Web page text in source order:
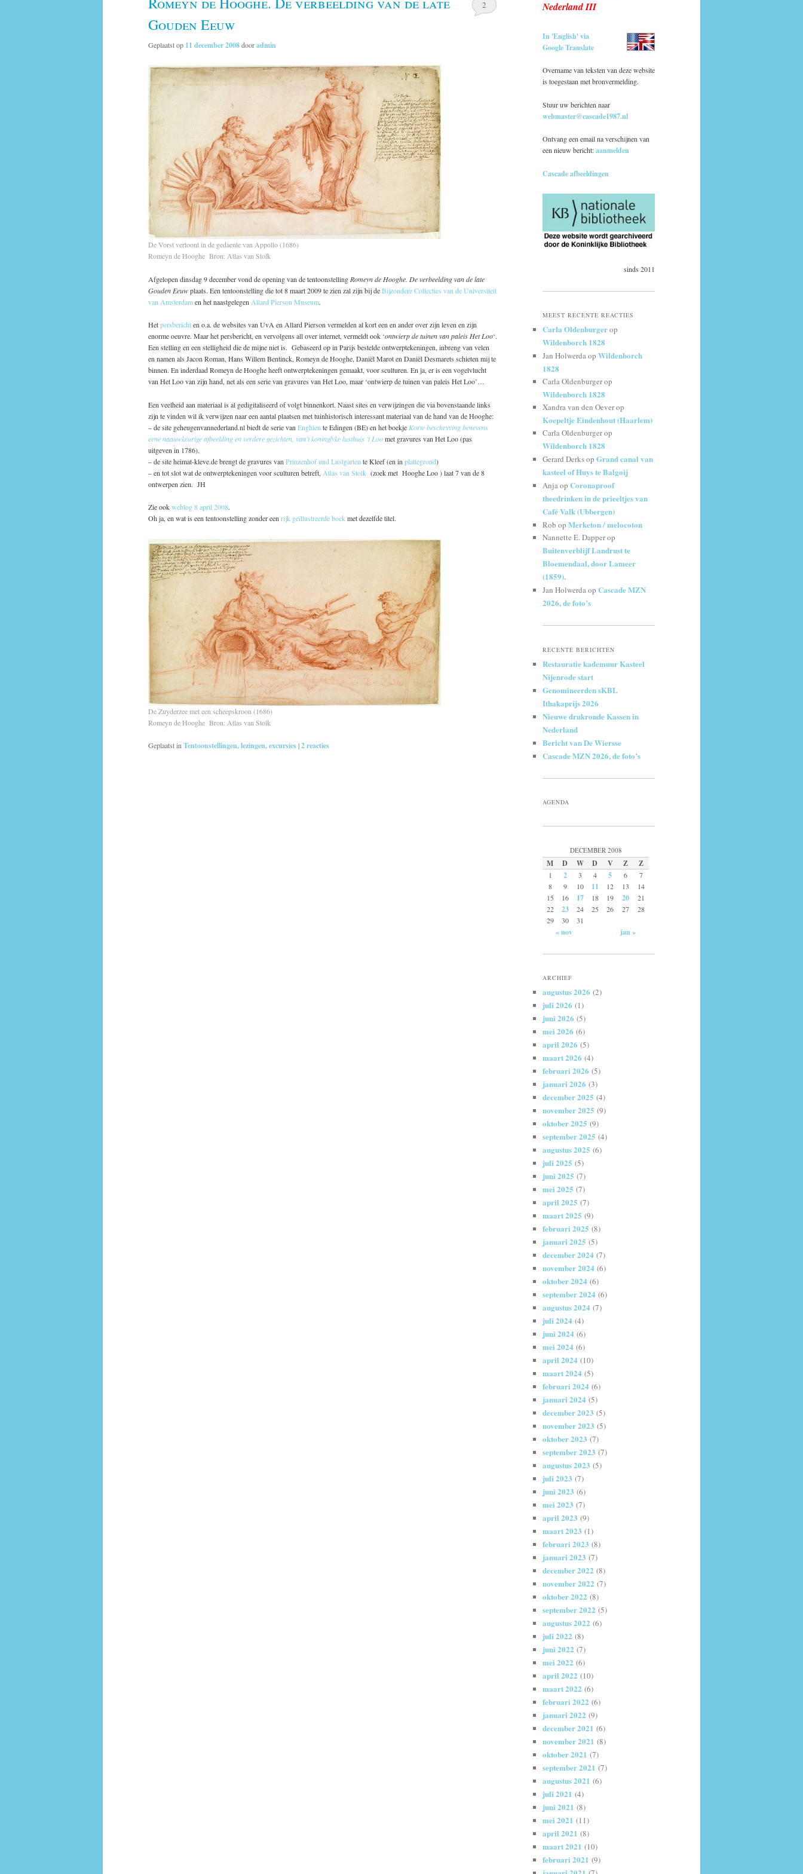
Gouden Eeuw
Geplaatst op 11 december 2008dooradmin
2
De Vorst vertoont in de gedaente van Appollo (1686)
Romeyn de Hooghe Bron: Atlas van Stolk
Afgelopen dinsdag 9 december vond de opening van de tentoonstelling Romeyn de Hooghe. De verbeelding van de late
Gouden Eeuwplaats. Een tentoonstelling die tot 8 maart 2009 te zien zal zijn bij deBijzondere Collecties van de Universiteit
van Amsterdamen het naastgelegen Allard Pierson Museum.
Hetpersberichten o.a. de websites van UvA en Allard Pierson vermelden al kort een en ander over zijn leven en zijn
enorme oeuvre. Maar het persbericht, en vervolgens all over internet, vermeldt ook ‘ontwierp de tuinen van paleis Het Loo‘.
Een stelling en een stelligheid die de mijne niet is. Gebaseerd op in Parijs bestelde ontwerptekeningen, inbreng van velen
en namen als Jacon Roman, Hans Willem Bentinck, Romeyn de Hooghe, Daniël Marot en Daniël Desmarets schieten mij te
binnen. En inderdaad Romeyn de Hooghe heeft ontwerptekeningen gemaakt, voor sculturen. En ja, er is een vogelvlucht
van Het Loo van zijn hand, net als een serie van gravures van Het Loo, maar ‘ontwierp de tuinen van paleis Het Loo’…
Een veelheid aan materiaal is al gedigitaliseerd of volgt binnenkort. Naast sites en verwijzingen die via bovenstaande links
zijn te vinden wil ik verwijzen naar een aantal plaatsen met tuinhistorisch interessant materiaal van de hand van de Hooghe:
– de site geheugenvannederland.nl biedt de serie van Enghien te Edingen (BE) en het boekje Korte beschryving benevens
eene naauwkeurige afbeelding en verdere gezichten, van’t koninglyke lusthuis ’t Loomet gravures van Het Loo (pas
uitgeven in 1786).
– de site heimat-kleve.de brengt de gravures van Prinzenhof und Lustgarten te Kleef (en in plattegrond)
– en tot slot wat de ontwerptekeningen voor sculturen betreft, Atlas van Stolk (zoek met Hooghe Loo ) laat 7 van de 8
ontwerpen zien. JH
Zie ookweblog 8 april 2008.
Oh ja, en wat is een tentoonstelling zonder eenrijk geïllustreerde boekmet dezelfde titel.
De Zuyderzee met een scheepskroon (1686)
Romeyn de Hooghe Bron: Atlas van Stolk
Geplaatst in Tentoonstellingen, lezingen, excursies|2reacties
Nederland III
In 'English' via
Google Translate
Overname van teksten van deze website
is toegestaan met bronvermelding.
Stuur uw berichten naar
webmaster@cascade1987.nl
Ontvang een email na verschijnen van
een nieuw bericht:aanmelden
Cascade afbeeldingen
sinds 2011
MEEST RECENTE REACTIES
Carla Oldenburgerop
Wildenborch 1828
Jan Holwerdaop Wildenborch
1828
Carla Oldenburgerop
Wildenborch 1828
Xandra van den Oeverop
Koepeltje Eindenhout (Haarlem)
Carla Oldenburgerop
Wildenborch 1828
Gerard Derksop Grand canal van
kasteel of Huys te Balgoij
Anjaop Coronaproof
theedrinken in de prieeltjes van
Café Valk (Ubbergen)
Rob op Merketon / melocoton
Nannette E. Dapperop
Buitenverblijf Landrust te
Bloemendaal, door Lameer
(1859).
Jan Holwerdaop Cascade MZN
2026, de foto’s
RECENTE BERICHTEN
Restauratie kademuur Kasteel
Nijenrode start
Genomineerden sKBL
Ithakaprijs 2026
Nieuwe drukronde Kassen in
Nederland
Bericht van De Wiersse
Cascade MZN 2026, de foto’s
AGENDA
DECEMBER 2008
M D W D V Z Z
1 2 3 4 5 6
7
8
9 10 11 12 13
14
15
16 17 18 19 20
21
22
23 24 25 26 27
28
29
30 31
« nov jan »
ARCHIEF
augustus 2026 (2)
juli 2026 (1)
juni 2026 (5)
mei 2026 (6)
april 2026 (5)
maart 2026 (4)
februari 2026 (5)
januari 2026 (3)
december 2025 (4)
november 2025 (9)
oktober 2025 (9)
september 2025 (4)
augustus 2025 (6)
juli 2025 (5)
juni 2025 (7)
mei 2025 (7)
april 2025 (7)
maart 2025 (9)
februari 2025 (8)
januari 2025 (5)
december 2024 (7)
november 2024 (6)
oktober 2024 (6)
september 2024 (6)
augustus 2024 (7)
juli 2024 (4)
juni 2024 (6)
mei 2024 (6)
april 2024 (10)
maart 2024 (5)
februari 2024 (6)
januari 2024 (5)
december 2023 (5)
november 2023 (5)
oktober 2023 (7)
september 2023 (7)
augustus 2023 (5)
juli 2023 (7)
juni 2023 (6)
mei 2023 (7)
april 2023 (9)
maart 2023 (1)
februari 2023 (8)
januari 2023 (7)
december 2022 (8)
november 2022 (7)
oktober 2022 (8)
september 2022 (5)
augustus 2022 (6)
juli 2022 (8)
juni 2022 (7)
mei 2022 (6)
april 2022 (10)
maart 2022 (6)
februari 2022 (6)
januari 2022 (9)
december 2021 (6)
november 2021 (8)
oktober 2021 (7)
september 2021 (7)
augustus 2021 (6)
juli 2021 (4)
juni 2021 (8)
mei 2021 (11)
april 2021 (8)
maart 2021 (10)
februari 2021 (9)